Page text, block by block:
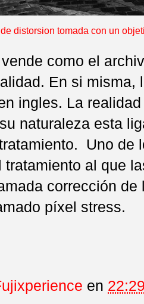
de distorsion tomada con un
como el
En si misma,
ingles. La
naturaleza esta
Uno de
tratamiento al que
corrección de
píxel stress.
en